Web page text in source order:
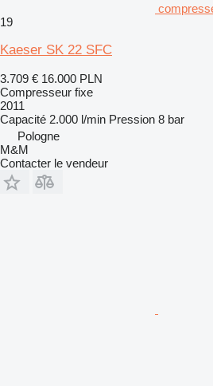
19
Kaeser SK 22 SFC
3.709 € 16.000 PLN
Compresseur fixe
2011
Capacité 2.000 l/min Pression 8 bar
Pologne
M&M
Contacter le vendeur